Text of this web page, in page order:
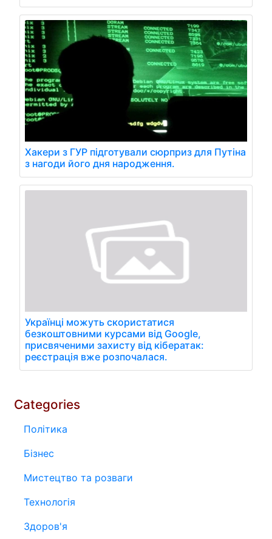
Хакери з ГУР підготували сюрприз для Путіна
з нагоди його дня народження.
Українці можуть скористатися
безкоштовними курсами від Google,
присвяченими захисту від кібератак:
реєстрація вже розпочалася.
Categories
Політика
Бізнес
Мистецтво та розваги
Технологія
Здоров'я